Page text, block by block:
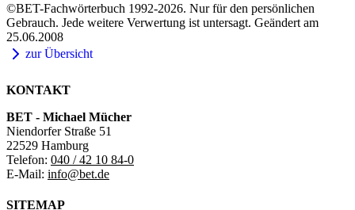
©BET-Fachwörterbuch 1992-2026. Nur für den persönlichen
Gebrauch. Jede weitere Verwertung ist untersagt. Geändert am
25.06.2008
zur Übersicht
KONTAKT
BET - Michael Mücher
Niendorfer Straße 51
22529 Hamburg
Telefon: 040 / 42 10 84-0
E-Mail: info@bet.de
SITEMAP